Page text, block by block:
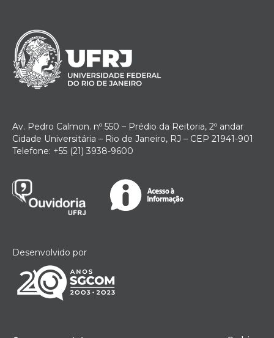
Av. Pedro Calmon. nº 550 – Prédio da Reitoria, 2º andar
Cidade Universitária – Rio de Janeiro, RJ – CEP 21941-901
Telefone: +55 (21) 3938-9600
Desenvolvido por